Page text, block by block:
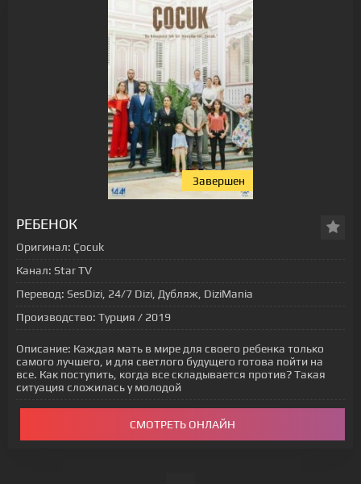
Завершен
РЕБЕНОК
Оригинал: Çocuk
Канал: Star TV
Перевод: SesDizi, 24/7 Dizi, Дубляж, DiziMania
Производство: Турция / 2019
Описание: Каждая мать в мире для своего ребенка только
самого лучшего, и для светлого будущего готова пойти на
все. Как поступить, когда все складывается против? Такая
ситуация сложилась у молодой
СМОТРЕТЬ ОНЛАЙН